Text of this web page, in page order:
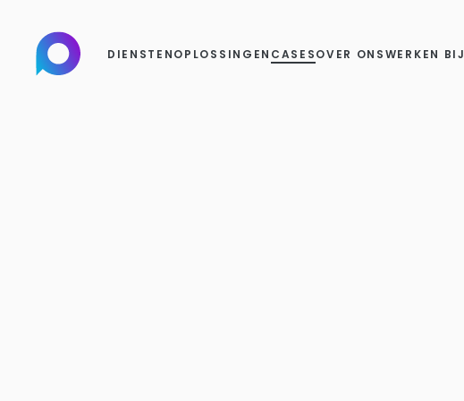
DIENSTENOPLOSSINGEN CASESOVER ONSWERKEN BIJ